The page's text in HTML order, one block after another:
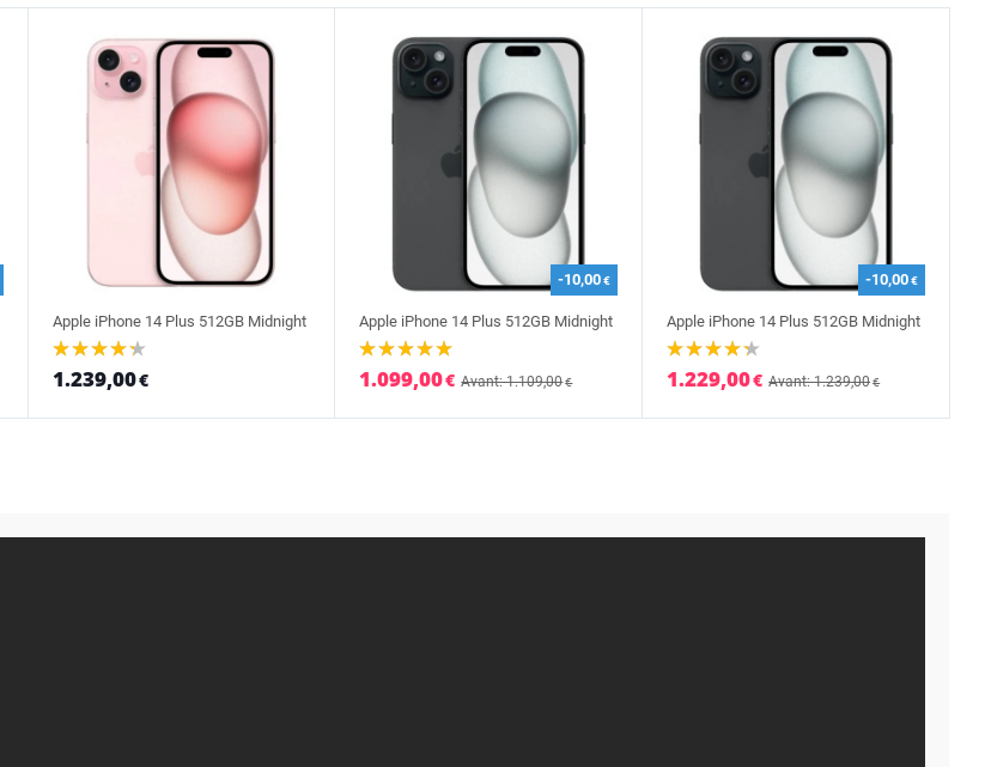
Apple iPhone 14 Plus 512GB Midnight
1.239,00€
-10,00€
Apple iPhone 14 Plus 512GB Midnight
1.099,00€ Avant: 1.109,00€
-10,00€
Apple iPhone 14 Plus 512GB Midnight
1.229,00€ Avant: 1.239,00€